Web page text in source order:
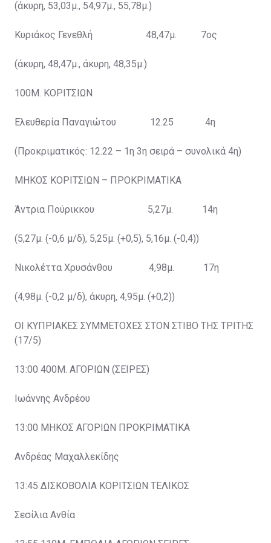
(άκυρη, 53,03μ., 54,97μ., 55,78μ.)
Κυριάκος Γενεθλή 48,47μ. 7ος
(άκυρη, 48,47μ., άκυρη, 48,35μ.)
100Μ. ΚΟΡΙΤΣΙΩΝ
Ελευθερία Παναγιώτου 12.25 4η
(Προκριματικός: 12.22 – 1η 3η σειρά – συνολικά 4η)
ΜΗΚΟΣ ΚΟΡΙΤΣΙΩΝ – ΠΡΟΚΡΙΜΑΤΙΚΑ
Άντρια Πούρικκου 5,27μ. 14η
(5,27μ. (-0,6 μ/δ), 5,25μ. (+0,5), 5,16μ. (-0,4))
Νικολέττα Χρυσάνθου 4,98μ. 17η
(4,98μ. (-0,2 μ/δ), άκυρη, 4,95μ. (+0,2))
ΟΙ ΚΥΠΡΙΑΚΕΣ ΣΥΜΜΕΤΟΧΕΣ ΣΤΟΝ ΣΤΙΒΟ ΤΗΣ ΤΡΙΤΗΣ
(17/5)
13:00 400Μ. ΑΓΟΡΙΩΝ (ΣΕΙΡΕΣ)
Ιωάννης Ανδρέου
13:00 ΜΗΚΟΣ ΑΓΟΡΙΩΝ ΠΡΟΚΡΙΜΑΤΙΚΑ
Ανδρέας Μαχαλλεκίδης
13:45 ΔΙΣΚΟΒΟΛΙΑ ΚΟΡΙΤΣΙΩΝ ΤΕΛΙΚΟΣ
Σεσίλια Ανθία